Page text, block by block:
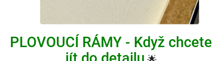
PLOVOUCÍ RÁMY - Když chcete